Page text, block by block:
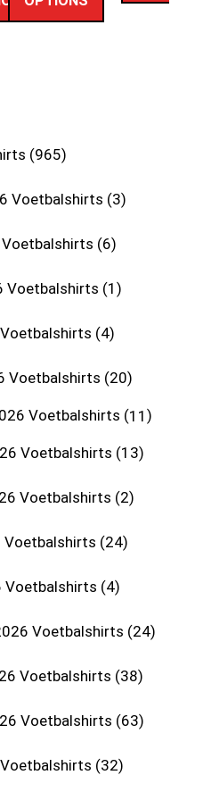
965
Voetbalshirts 3
Voetbalshirts 6
Voetbalshirts 1
4
Voetbalshirts 20
Voetbalshirts 11
Voetbalshirts 13
Voetbalshirts 2
Voetbalshirts 24
Voetbalshirts 4
Voetbalshirts 24
Voetbalshirts 38
Voetbalshirts 63
32